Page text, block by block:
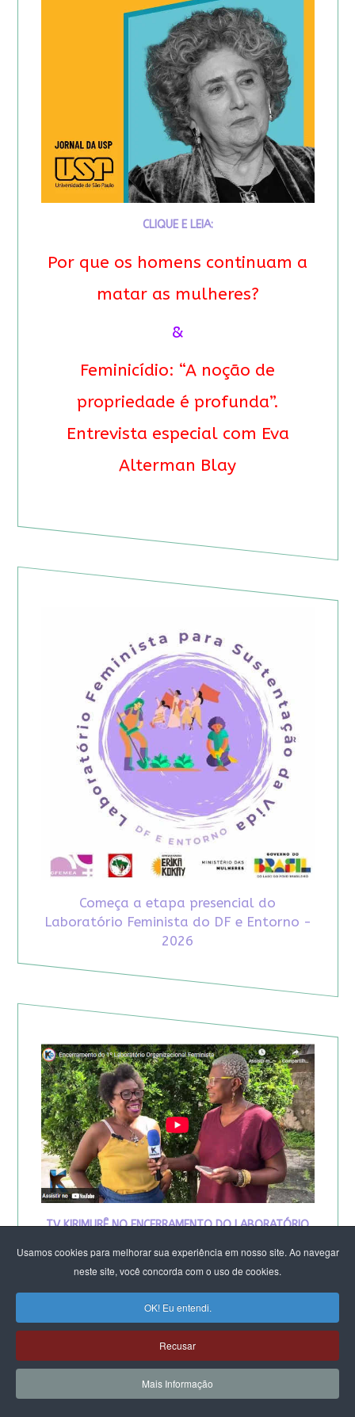
Usamos cookies para melhorar sua experiência em nosso site. Ao navegar
neste site, você concorda com o uso de cookies.
OK! Eu entendi.
Recusar
Mais Informação
CLIQUE E LEIA:
Por que os homens continuam a
matar as mulheres?
&
Feminicídio: “A noção de
propriedade é profunda”.
Entrevista especial com Eva
Alterman Blay
Começa a etapa presencial do
Laboratório Feminista do DF e Entorno -
2026
TV KIRIMURÊ NO ENCERRAMENTO DO LABORATÓRIO